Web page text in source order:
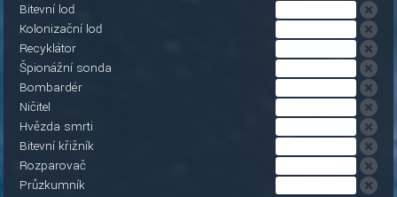
Bitevní loď
Kolonizační loď
Recyklátor
Špionážní sonda
Bombardér
Ničitel
Hvězda smrti
Bitevní křižník
Rozparovač
Průzkumník